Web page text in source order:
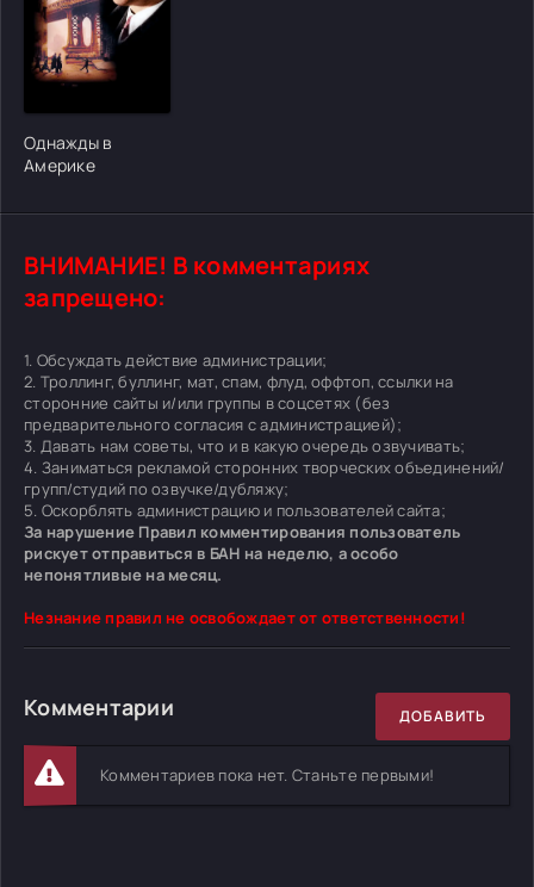
Однажды в
Америке
ВНИМАНИЕ! В комментариях
запрещено:
1. Обсуждать действие администрации;
2. Троллинг, буллинг, мат, спам, флуд, оффтоп, ссылки на
сторонние сайты и/или группы в соцсетях (без
предварительного согласия с администрацией);
3. Давать нам советы, что и в какую очередь озвучивать;
4. Заниматься рекламой сторонних творческих объединений/
групп/студий по озвучке/дубляжу;
5. Оскорблять администрацию и пользователей сайта;
За нарушение Правил комментирования пользователь
рискует отправиться в БАН на неделю, а особо
непонятливые на месяц.
Незнание правил не освобождает от ответственности!
Комментарии ДОБАВИТЬ
Комментариев пока нет. Станьте первыми!